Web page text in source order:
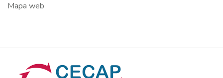
Mapa web